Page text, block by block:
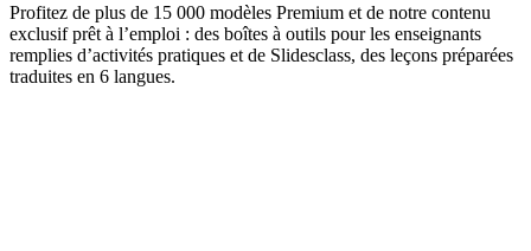
Profitez de plus de 15 000 modèles Premium et de notre contenu
exclusif prêt à l’emploi : des boîtes à outils pour les enseignants
remplies d’activités pratiques et de Slidesclass, des leçons préparées
traduites en 6 langues.